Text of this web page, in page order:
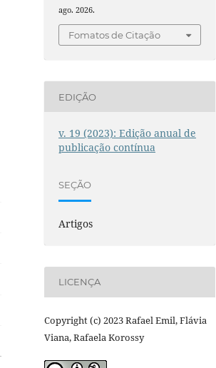
ago. 2026.
Fomatos de Citação
EDIÇÃO
v. 19 (2023): Edição anual de
publicação contínua
SEÇÃO
Artigos
LICENÇA
Copyright (c) 2023 Rafael Emil, Flávia
Viana, Rafaela Korossy